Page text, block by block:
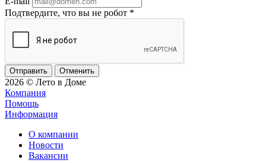
Подтвердите, что вы не робот *
Отменить
2026 © Лето в Доме
Компания
Помощь
Информация
О компании
Новости
Вакансии